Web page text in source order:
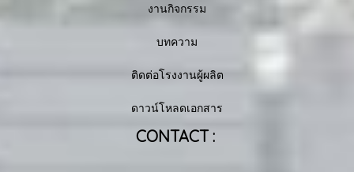
งานกิจกรรม
บทความ
ติดต่อโรงงานผู้ผลิต
ดาวน์โหลดเอกสาร
CONTACT :